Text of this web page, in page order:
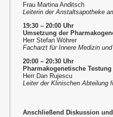
Frau Martina Anditsch
Leiterin der Anstaltsapotheke
19:30 – 20:00 Uhr
Umsetzung der
Herr Stefan Wöhrer
Facharzt für Innere Medizin
20:00 – 20:30 Uhr
Pharmakogenetische
Herr Dan Rujescu
Leiter der Klinischen Abteilung
Anschließend Diskussion